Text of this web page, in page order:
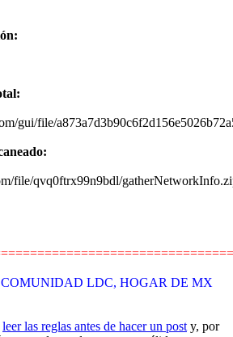
gui/file/
file/qvq0ftrx99n9bdl/
LDC, HOGAR DE MX
leer las reglas antes de hacer un post y, por